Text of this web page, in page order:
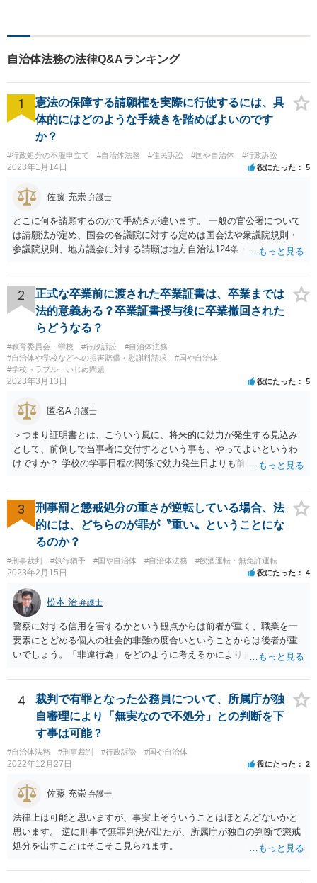
います。一人ひとりに誠意を
持って尽力しますので、ぜひ
一度ご相談ください。
自治体法務の法律Q&Aランキング
1
憲法の保障する請願権を実際に行使するには、具
体的にはどのような手続きを踏めばよいのです
か？
#行政処分の不服申立て #自治体法務 #住民訴訟 #国や自治体 #行政訴訟
2023年1月14日 役にたった 5
佐藤 充崇 弁護士
どこに何を請願するのかで手続きが違います。 一般の官公署について
は請願法が定め、国会の各議院に対する定めは国会法や衆議院規則・
参議院規則、地方議会に対する請願は地方自治法124条・125条が定め
スムースかと思います。
2
正式な卒業前に渡された卒業証書は、卒業までは
法的意義ある？卒業証書授与後に卒業撤回された
らどうなる？
#教育委員会・学校 #行政訴訟
#自治体法務
#自治体や学校などへの損害賠償・慰謝料請求
#国や自治体
#学校トラブル・いじめ問題
2023年3月13日 役にたった 5
匿名A 弁護士
＞つまり証明書とは、こういう風に、将来的に効力が発生する見込み
として、前倒しで当事者に交付するという事も、やってよいというわ
けですか？ 学校の学事日程の関係で効力発生日よりも前に交付したか
でしょう。 両者をそろえるに越したことはないですが、卒業式の日程
自体は各学校によって慣例として定められることが多いですし、学籍
離脱日も、学校によって異なるようですから、そのこと自体に特に問
題はないでしょう。 ＞万一、効力発生日より前に、その効力が無効と
なる出来事が起こったとしたら、その証明書は効力を発生する事な
く、証明書としては無効化されるということですね？ そう考えるのが
自然でしょう。 ただし、卒業証書自体は、通常記載されている内容
が、全課程を修了したという事実について記載されており、卒業式時
点では、そのこと自体は過去の事実として間違いないので、卒業証書
自体の無効かどうかという法的な効力を議論するものではないでしょ
う。 問題は、証書そのものではなく、在学中に何らかの問題を起こし
て学籍を剥奪されたかどうか、ということなので、厳密に言えば卒業
証書自体の議論とは直接関係しないと思います。
3
刑事罰と懲戒処分の重さが逆転している場合、法
的には、どちらのが罪が〝重い〟ということにな
るのか？
#刑事裁判 #執行猶予 #国や自治体 #自治体法務 #飲酒運転・無免許運転
2023年2月15日 役にたった 4
松本 治 弁護士
警察に対する信用を害するかという観点からは前者が重く、職業を一
要素にとどめる個人の社会的非難の度合いということからは後者が重
いでしょう。「非違行為」をどのように考えるかによります。
4
裁判で有罪となった公務員について、所属庁が独
自審理により「無実なので不処分」との判断を下
す事は可能？
#自治体法務 #刑事裁判 #行政訴訟 #国や自治体
2022年12月27日 役にたった 2
佐藤 充崇 弁護士
法律上は可能と思いますが、事実上そういうことはほとんどないかと
思います。 逆に刑事で無罪判決が出たが、所属庁が独自の判断で懲戒
処分を出すことはそこそこ見られます。